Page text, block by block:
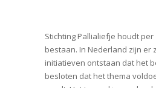
Stichting Pallialiefje houdt per
bestaan. In Nederland zijn er
initiatieven ontstaan dat het
besloten dat het thema